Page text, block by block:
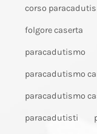
corso
folgore caserta
paracadutismo
paracadutismo
paracadutismo
paracadutisti